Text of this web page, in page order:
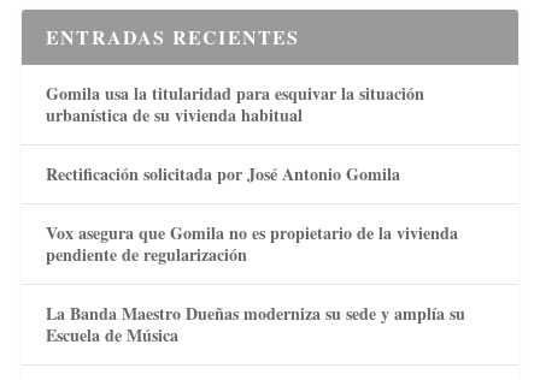
ENTRADAS RECIENTES
Gomila usa la titularidad para esquivar la situación
urbanística de su vivienda habitual
Rectificación solicitada por José Antonio Gomila
Vox asegura que Gomila no es propietario de la vivienda
pendiente de regularización
La Banda Maestro Dueñas moderniza su sede y amplía su
Escuela de Música